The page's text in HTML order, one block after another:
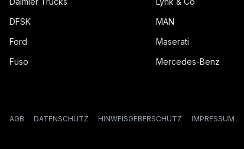
DFSK
Ford
Fuso
MAN
Maserati
Mercedes-Benz
AGB DATENSCHUTZ HINWEISGEBERSCHUTZ IMPRESSUM